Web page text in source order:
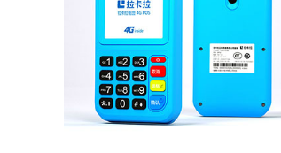
孙女士
收到用了还可以，朋友推荐用的，她之前用了竟
然给提额了，希望我也能提呃，客服还和我说了
很多提额小技巧希望有用吧。